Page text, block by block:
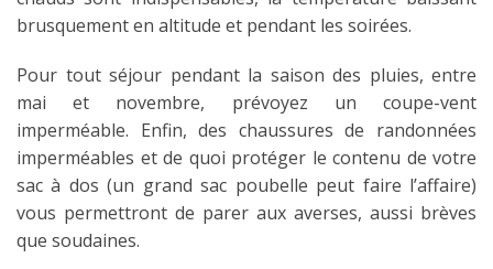
brusquement en altitude et pendant les soirées.
Pour tout séjour pendant la saison des pluies, entre
mai et novembre, prévoyez un coupe-vent
imperméable. Enfin, des chaussures de randonnées
imperméables et de quoi protéger le contenu de votre
sac à dos (un grand sac poubelle peut faire l’affaire)
vous permettront de parer aux averses, aussi brèves
que soudaines.